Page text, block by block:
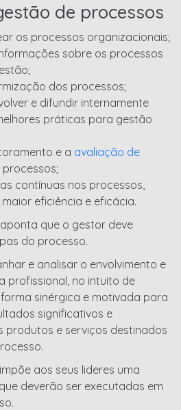
de processos
os processos organizacionais;
sobre os processos
dos processos;
e difundir internamente
práticas para gestão
e a avaliação de
processos;
contínuas nos processos,
eficiência e eficácia.
que o gestor deve
do processo.
e analisar o envolvimento e
profissional, no intuito de
sinérgica e motivada para
significativos e
produtos e serviços destinados
aos seus lideres uma
deverão ser executadas em